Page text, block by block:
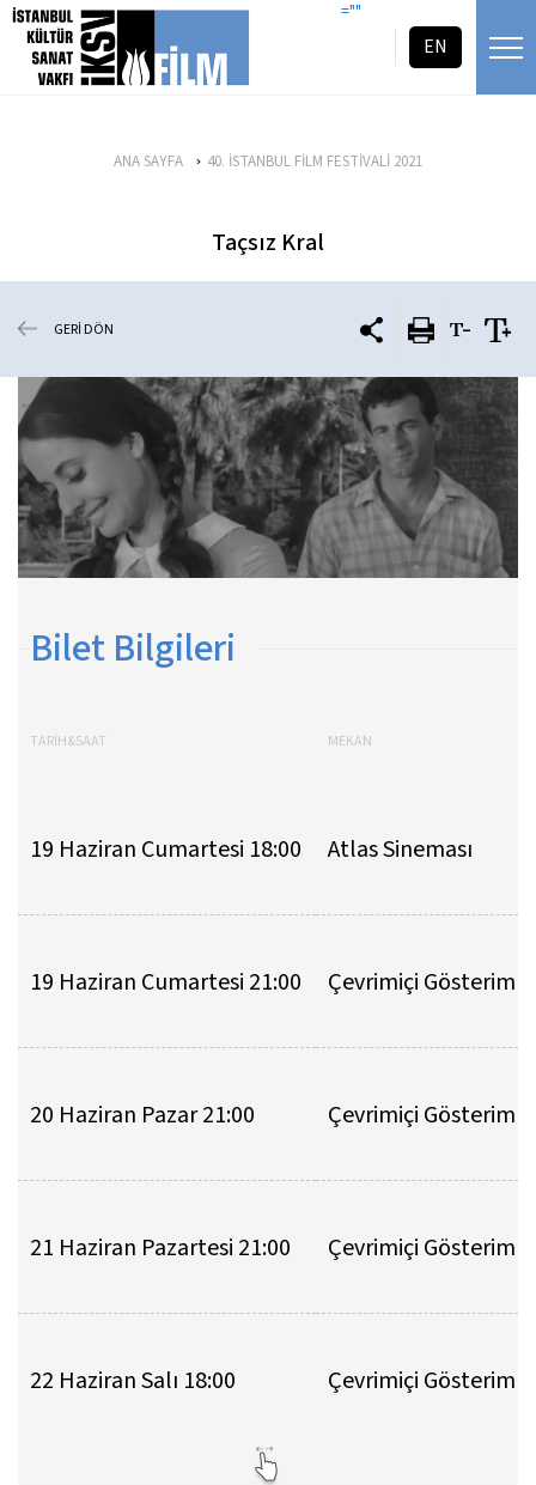
icerigi atla =""
EN
ANA SAYFA 40. İSTANBUL FİLM FESTİVALİ 2021
Taçsız Kral
GERİ DÖN
Bilet Bilgileri
TARİH&SAAT MEKAN
19 Haziran Cumartesi 18:00 Atlas Sineması
19 Haziran Cumartesi 21:00 Çevrimiçi Gösterim
20 Haziran Pazar 21:00 Çevrimiçi Gösterim
21 Haziran Pazartesi 21:00 Çevrimiçi Gösterim
22 Haziran Salı 18:00 Çevrimiçi Gösterim